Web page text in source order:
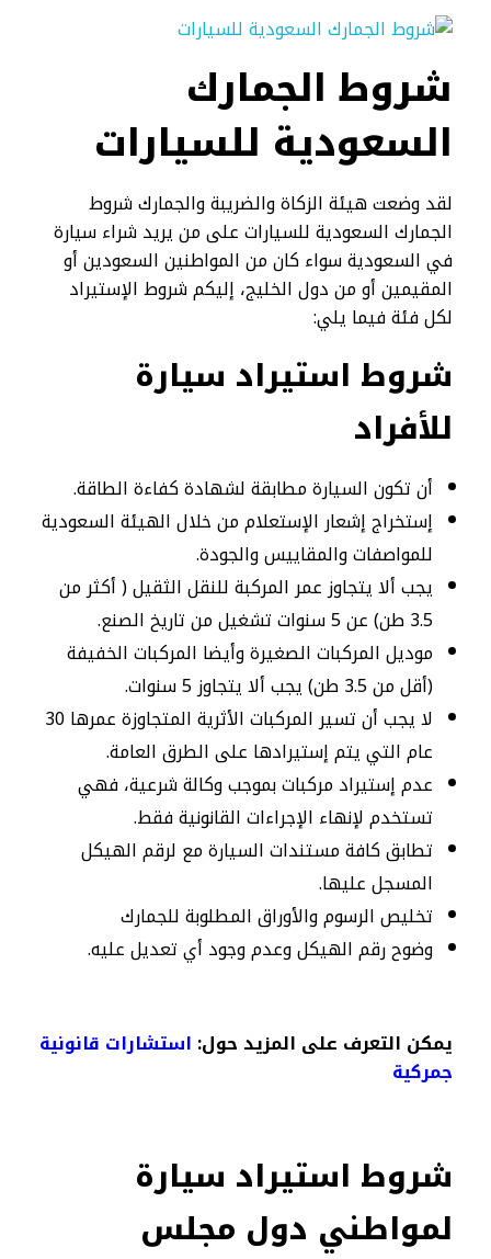
شروط الجمارك
السعودية للسيارات​
لقد وضعت هيئة الزكاة والضريبة والجمارك شروط
الجمارك السعودية للسيارات على من يريد شراء سيارة
في السعودية سواء كان من المواطنين السعودين أو
المقيمين أو من دول الخليج، إليكم شروط الإستيراد
لكل فئة فيما يلي:
شروط استيراد سيارة
للأفراد
أن تكون السيارة مطابقة لشهادة كفاءة الطاقة.
إستخراج إشعار الإستعلام من خلال الهيئة السعودية
للمواصفات والمقاييس والجودة.
يجب ألا يتجاوز عمر المركبة للنقل الثقيل ( أكثر من
3.5 طن) عن 5 سنوات تشغيل من تاريخ الصنع.
موديل المركبات الصغيرة وأيضا المركبات الخفيفة
(أقل من 3.5 طن) يجب ألا يتجاوز 5 سنوات.
لا يجب أن تسير المركبات الأثرية المتجاوزة عمرها 30
عام التي يتم إستيرادها على الطرق العامة.
عدم إستيراد مركبات بموجب وكالة شرعية، فهي
تستخدم لإنهاء الإجراءات القانونية فقط.
تطابق كافة مستندات السيارة مع لرقم الهيكل
المسجل عليها.
تخليص الرسوم والأوراق المطلوبة للجمارك
وضوح رقم الهيكل وعدم وجود أي تعديل عليه.
يمكن التعرف على المزيد حول: استشارات قانونية
جمركية
شروط استيراد سيارة
لمواطني دول مجلس